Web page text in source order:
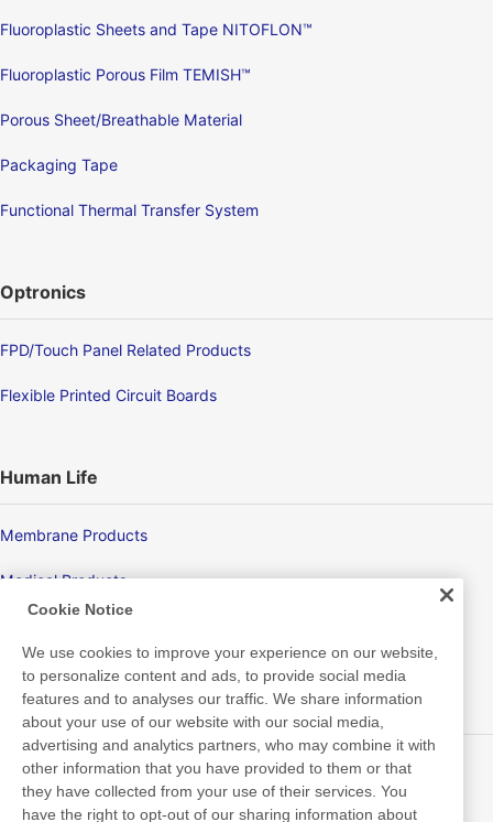
Fluoroplastic Sheets and Tape NITOFLON™
Fluoroplastic Porous Film TEMISH™
Porous Sheet/Breathable Material
Packaging Tape
Functional Thermal Transfer System
Optronics
FPD/Touch Panel Related Products
Flexible Printed Circuit Boards
Human Life
Membrane Products
Medical Products
New Products/Technologies
Flex Sensing
Electric Debonding Tape
Cookie Notice
We use cookies to improve your experience on our website,
to personalize content and ads, to provide social media
features and to analyses our traffic. We share information
about your use of our website with our social media,
advertising and analytics partners, who may combine it with
other information that you have provided to them or that
they have collected from your use of their services. You
have the right to opt-out of our sharing information about